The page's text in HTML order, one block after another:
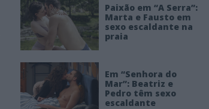
Paixão em “A Serra”:
Marta e Fausto em
sexo escaldante na
praia
Em “Senhora do
Mar”: Beatriz e
Pedro têm sexo
escaldante